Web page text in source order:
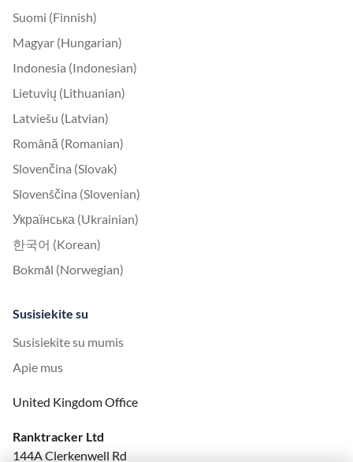
Suomi (Finnish)
Magyar (Hungarian)
Indonesia (Indonesian)
Lietuvių (Lithuanian)
Latviešu (Latvian)
Română (Romanian)
Slovenčina (Slovak)
Slovenščina (Slovenian)
Українська (Ukrainian)
한국어 (Korean)
Bokmål (Norwegian)
Susisiekite su
Susisiekite su mumis
Apie mus
United Kingdom Office
Ranktracker Ltd
144A Clerkenwell Rd